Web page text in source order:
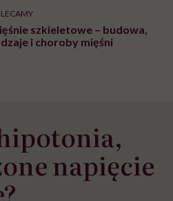
pracy
szkieletowe – budowa,
i choroby mięśni
napięcie